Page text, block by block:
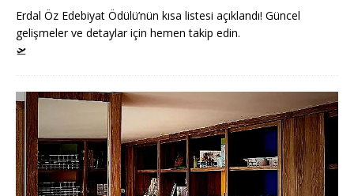
Erdal Öz Edebiyat Ödülü’nün kısa listesi açıklandı! Güncel
gelişmeler ve detaylar için hemen takip edin.
🛫